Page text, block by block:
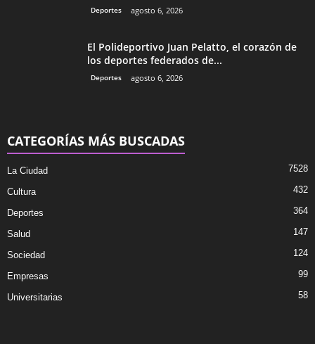
Deportes agosto 6, 2026
El Polideportivo Juan Pelatto, el corazón de
los deportes federados de...
Deportes agosto 6, 2026
CATEGORÍAS MÁS BUSCADAS
La Ciudad 7528
Cultura 432
Deportes 364
Salud 147
Sociedad 124
Empresas 99
Universitarias 58